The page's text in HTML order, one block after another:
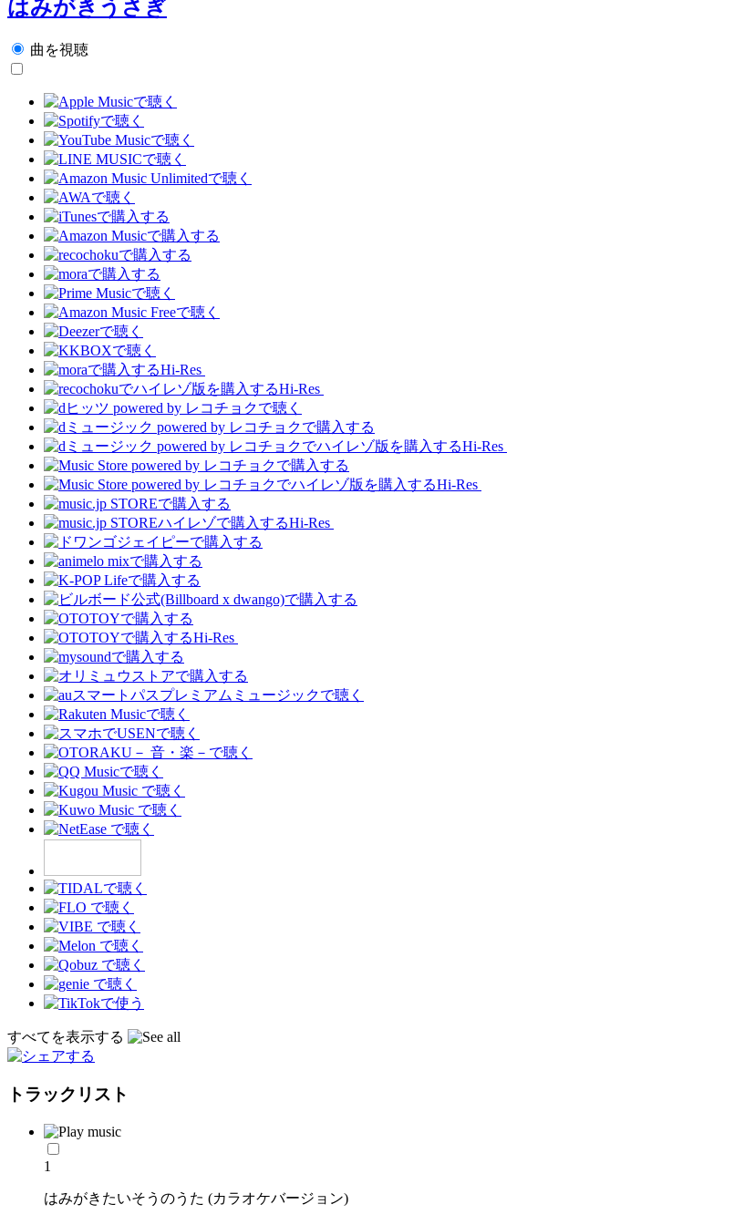
はみがきうさぎ
曲を視聴
Hi-Res
Hi-Res
Hi-Res
Hi-Res
Hi-Res
Hi-Res
すべてを表示する
トラックリスト
1
はみがきたいそうのうた (カラオケバージョン)